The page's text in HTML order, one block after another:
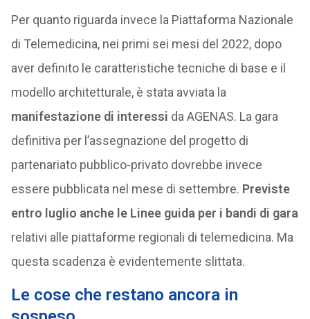
Per quanto riguarda invece la Piattaforma Nazionale
di Telemedicina, nei primi sei mesi del 2022, dopo
aver definito le caratteristiche tecniche di base e il
modello architetturale, è stata avviata la
manifestazione di interessi da AGENAS. La gara
definitiva per l’assegnazione del progetto di
partenariato pubblico-privato dovrebbe invece
essere pubblicata nel mese di settembre. Previste
entro luglio anche le Linee guida per i bandi di gara
relativi alle piattaforme regionali di telemedicina. Ma
questa scadenza è evidentemente slittata.
Le cose che restano ancora in